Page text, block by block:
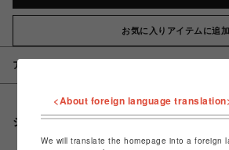
お気に入りアイテムに追加
アイテム説明 / 素材
シェアする
<About foreign language
We will translate the homepage into a foreign